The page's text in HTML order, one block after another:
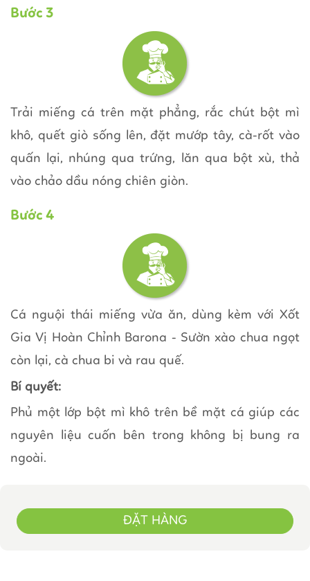
Bước 3
Trải miếng cá trên mặt phẳng, rắc chút bột mì
khô, quết giò sống lên, đặt mướp tây, cà-rốt vào
quấn lại, nhúng qua trứng, lăn qua bột xù, thả
vào chảo dầu nóng chiên giòn.
Bước 4
Cá nguội thái miếng vừa ăn, dùng kèm với Xốt
Gia Vị Hoàn Chỉnh Barona - Sườn xào chua ngọt
còn lại, cà chua bi và rau quế.
Bí quyết:
Phủ một lớp bột mì khô trên bề mặt cá giúp các
nguyên liệu cuốn bên trong không bị bung ra
ngoài.
ĐẶT HÀNG